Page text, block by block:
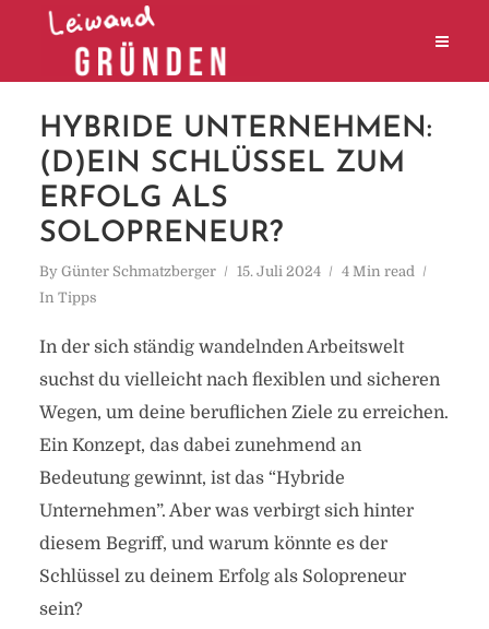
HYBRIDE UNTERNEHMEN:
(D)EIN SCHLÜSSEL ZUM
ERFOLG ALS
SOLOPRENEUR?
By Günter Schmatzberger 15. Juli 2024
4 Min read
In Tipps
In der sich ständig wandelnden Arbeitswelt
suchst du vielleicht nach flexiblen und sicheren
Wegen, um deine beruflichen Ziele zu erreichen.
Ein Konzept, das dabei zunehmend an
Bedeutung gewinnt, ist das “Hybride
Unternehmen”. Aber was verbirgt sich hinter
diesem Begriff, und warum könnte es der
Schlüssel zu deinem Erfolg als Solopreneur
sein?